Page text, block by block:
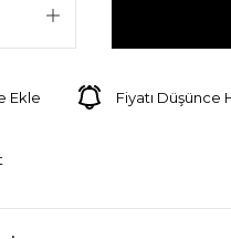
Fiyatı Düşünce